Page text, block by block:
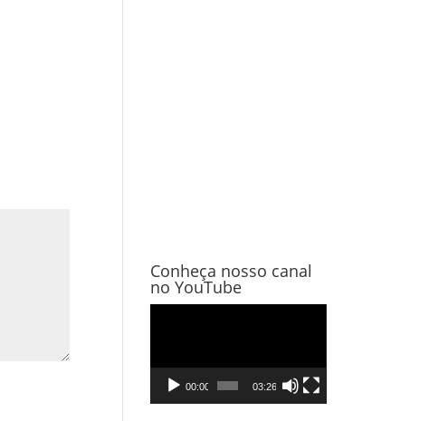
Conheça nosso canal
no YouTube
vídeo
00:00 03:26